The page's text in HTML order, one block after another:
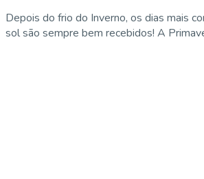
Depois do frio do Inverno, os dias mais
sol são sempre bem recebidos! A